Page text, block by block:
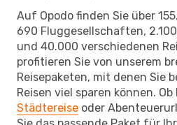
Auf Opodo finden Sie über
690 Fluggesellschaften,
und 40.000 verschiedenen
profitieren Sie von unserem
Reisepaketen, mit denen Sie
Reisen viel sparen können.
Städtereise oder